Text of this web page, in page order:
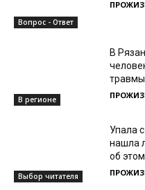
Вопрос - Ответ
В регионе
В
Выбор читателя
Упала
нашла
об этом